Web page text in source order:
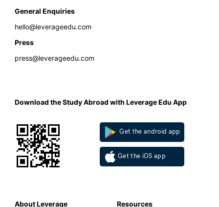
General Enquiries
hello@leverageedu.com
Press
press@leverageedu.com
Download the Study Abroad with Leverage Edu App
Get the android app
Get the iOS app
About Leverage
Resources